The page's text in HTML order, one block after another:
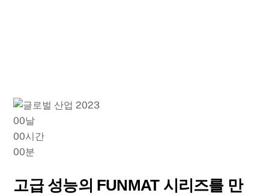
00날
00시간
00분
고급 성능의 FUNMAT 시리즈를 만